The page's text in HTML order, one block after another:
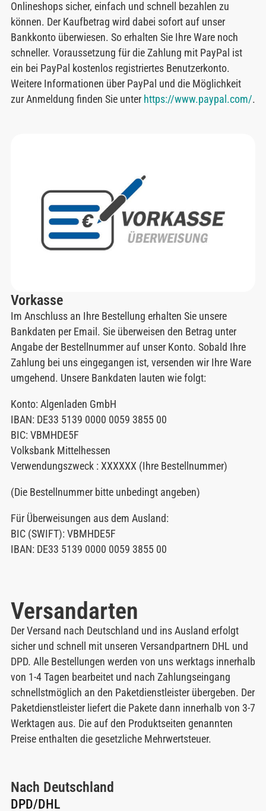
Onlineshops sicher, einfach und schnell bezahlen zu
können. Der Kaufbetrag wird dabei sofort auf unser
Bankkonto überwiesen. So erhalten Sie Ihre Ware noch
schneller. Voraussetzung für die Zahlung mit PayPal ist
ein bei PayPal kostenlos registriertes Benutzerkonto.
Weitere Informationen über PayPal und die Möglichkeit
zur Anmeldung finden Sie unter https://www.paypal.com/.
Vorkasse
Im Anschluss an Ihre Bestellung erhalten Sie unsere
Bankdaten per Email. Sie überweisen den Betrag unter
Angabe der Bestellnummer auf unser Konto. Sobald Ihre
Zahlung bei uns eingegangen ist, versenden wir Ihre Ware
umgehend. Unsere Bankdaten lauten wie folgt:
Konto: Algenladen GmbH
IBAN: DE33 5139 0000 0059 3855 00
BIC: VBMHDE5F
Volksbank Mittelhessen
Verwendungszweck : XXXXXX (Ihre Bestellnummer)
(Die Bestellnummer bitte unbedingt angeben)
Für Überweisungen aus dem Ausland:
BIC (SWIFT): VBMHDE5F
IBAN: DE33 5139 0000 0059 3855 00
Versandarten
Der Versand nach Deutschland und ins Ausland erfolgt
sicher und schnell mit unseren Versandpartnern DHL und
DPD. Alle Bestellungen werden von uns werktags innerhalb
von 1-4 Tagen bearbeitet und nach Zahlungseingang
schnellstmöglich an den Paketdienstleister übergeben. Der
Paketdienstleister liefert die Pakete dann innerhalb von 3-7
Werktagen aus. Die auf den Produktseiten genannten
Preise enthalten die gesetzliche Mehrwertsteuer.
Nach Deutschland
DPD/DHL